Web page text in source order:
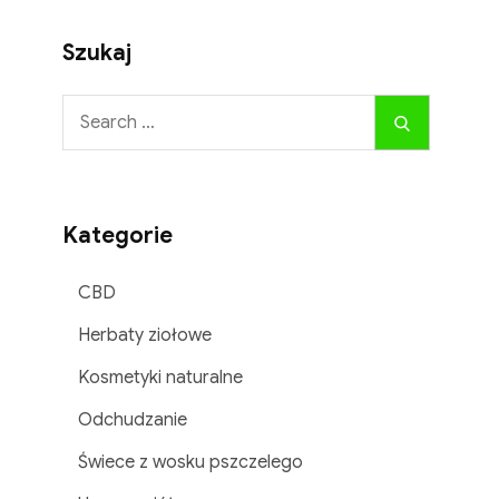
Szukaj
Search
Search
Kategorie
CBD
Herbaty ziołowe
Kosmetyki naturalne
Odchudzanie
Świece z wosku pszczelego